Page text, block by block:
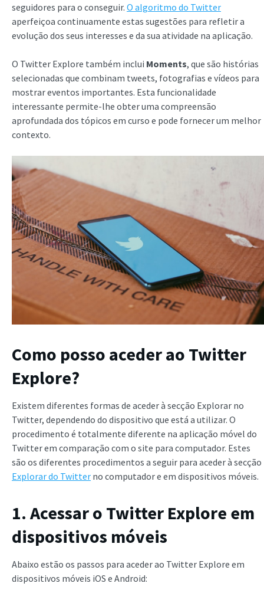
seguidores para o conseguir. O algoritmo do Twitter
aperfeiçoa continuamente estas sugestões para refletir a
evolução dos seus interesses e da sua atividade na aplicação.
O Twitter Explore também inclui Moments, que são histórias
selecionadas que combinam tweets, fotografias e vídeos para
mostrar eventos importantes. Esta funcionalidade
interessante permite-lhe obter uma compreensão
aprofundada dos tópicos em curso e pode fornecer um melhor
contexto.
Como posso aceder ao Twitter
Explore?
Existem diferentes formas de aceder à secção Explorar no
Twitter, dependendo do dispositivo que está a utilizar. O
procedimento é totalmente diferente na aplicação móvel do
Twitter em comparação com o site para computador. Estes
são os diferentes procedimentos a seguir para aceder à secção
Explorar do Twitter no computador e em dispositivos móveis.
1. Acessar o Twitter Explore em
dispositivos móveis
Abaixo estão os passos para aceder ao Twitter Explore em
dispositivos móveis iOS e Android: